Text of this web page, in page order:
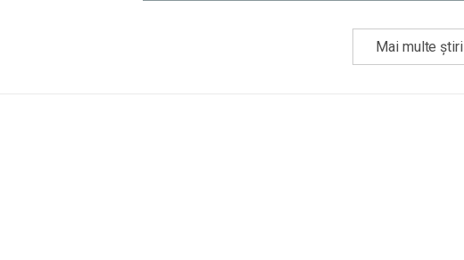
Mai multe știri